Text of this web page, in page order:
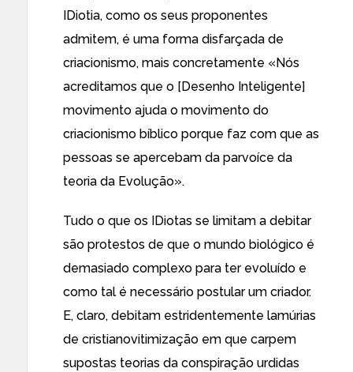
IDiotia, como os seus proponentes
admitem, é uma forma disfarçada de
criacionismo, mais concretamente «Nós
acreditamos que o [Desenho Inteligente]
movimento ajuda o movimento do
criacionismo bíblico porque faz com que as
pessoas se apercebam da parvoíce da
teoria da Evolução».
Tudo o que os IDiotas se limitam a debitar
são protestos de que o mundo biológico é
demasiado complexo para ter evoluído e
como tal é necessário postular um criador.
E, claro, debitam estridentemente lamúrias
de cristianovitimização em que carpem
supostas teorias da conspiração urdidas